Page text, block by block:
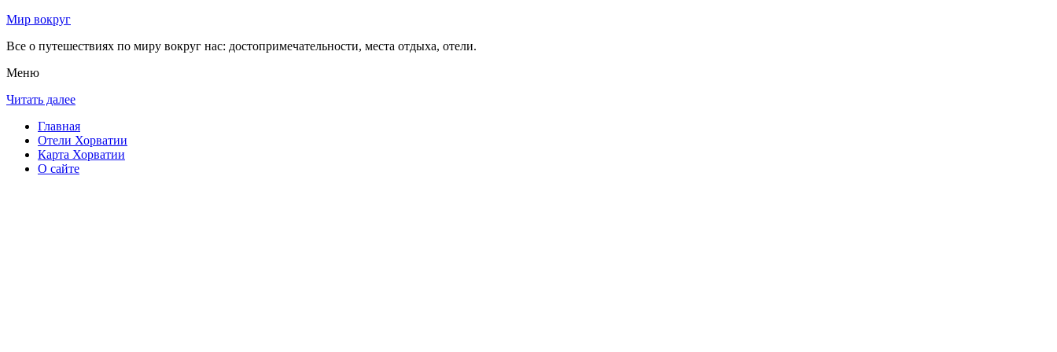
Мир вокруг
Все о путешествиях по миру вокруг нас: достопримечательности, места отдыха, отели.
Меню
Читать далее
Главная
Отели Хорватии
Карта Хорватии
О сайте